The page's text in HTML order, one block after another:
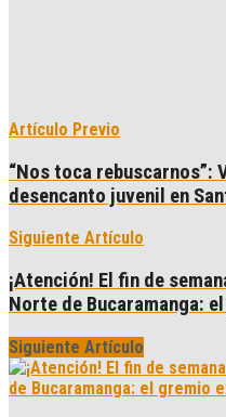
Artículo Previo
“Nos toca rebuscarnos”:
desencanto juvenil en
Siguiente Artículo
¡Atención! El fin de
Norte de Bucaramanga:
Siguiente Artículo